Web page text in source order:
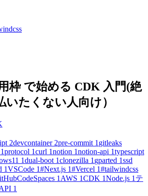
枠 で始める CDK 入門(絶
いたくない人向け）
2devcontainer 2pre-commit 1 gitleaks
1protocol 1curl 1notion 1notion-api 1typescript
1dual-boot 1clonezilla 1 gparted 1ssd
1VSCode 1#Next.js 1#Vercel 1#tailwindcss
1 AWS 1CDK 1Node.js 1 テ
1